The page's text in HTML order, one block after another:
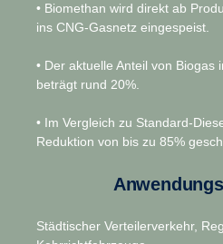
• Biomethan wird direkt ab
ins CNG-Gasnetz eingespeist.
• Der aktuelle Anteil von Biogas
beträgt rund 20%.
• Im Vergleich zu Standard-
Reduktion von bis zu 85%
Städtischer Verteilerverkehr,